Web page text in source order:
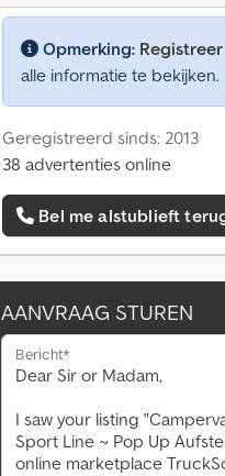
Opmerking:
alle informatie te bekijken.
Geregistreerd sinds: 2013
38 advertenties online
Bel me alstublieft
AANVRAAG STUREN
Bericht*